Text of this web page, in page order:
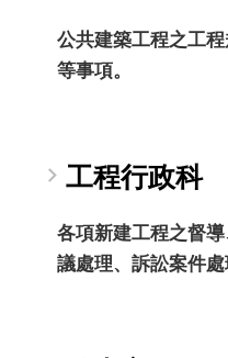
公共建築工程之工
等事項。
工程行政科
各項新建工程之督
議處理、訴訟案件處